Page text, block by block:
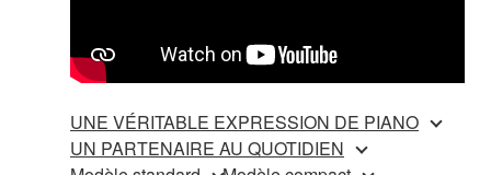
UNE VÉRITABLE EXPRESSION DE PIANO
UN PARTENAIRE AU QUOTIDIEN